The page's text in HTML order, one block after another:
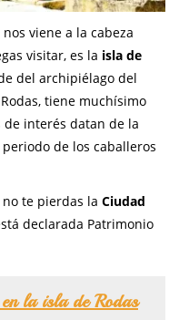
viene a la cabeza
visitar, es la isla de
del archipiélago del
tiene muchísimo
interés datan de la
de los caballeros
te pierdas la Ciudad
declarada Patrimonio
la isla de Rodas